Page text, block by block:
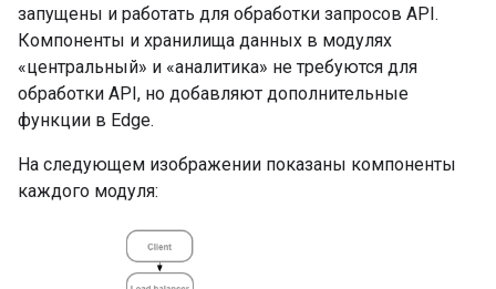
запущены и работать для обработки запросов API.
Компоненты и хранилища данных в модулях
«центральный» и «аналитика» не требуются для
обработки API, но добавляют дополнительные
функции в Edge.
На следующем изображении показаны компоненты
каждого модуля: